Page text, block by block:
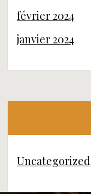
février 2024
janvier 2024
Uncategorized